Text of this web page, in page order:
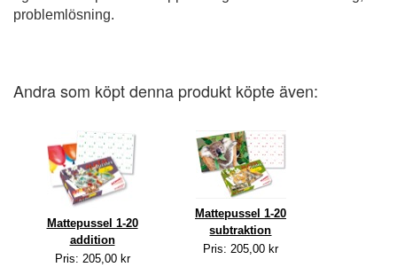
problemlösning.
Andra som köpt denna produkt köpte även:
Mattepussel 1-20
addition
Pris: 205,00 kr
Mattepussel 1-20
subtraktion
Pris: 205,00 kr